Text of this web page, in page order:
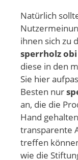
Natürlich
ihnen sich zu
sperrholz obi
diese in den
Sie hier
Besten nur
an, die die
Hand
transparente
treffen
wie die